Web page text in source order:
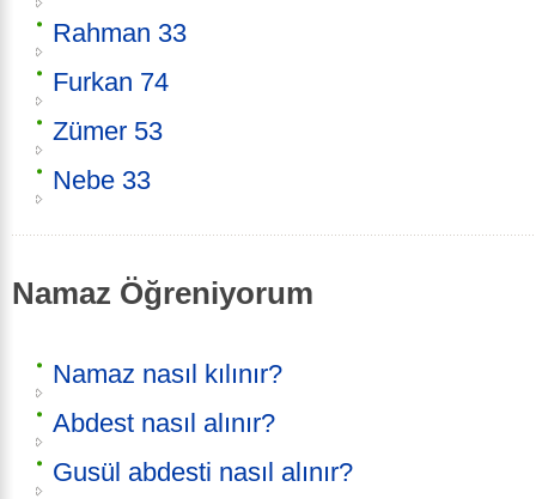
Rahman 33
Furkan 74
Zümer 53
Nebe 33
Namaz Öğreniyorum
Namaz nasıl kılınır?
Abdest nasıl alınır?
Gusül abdesti nasıl alınır?